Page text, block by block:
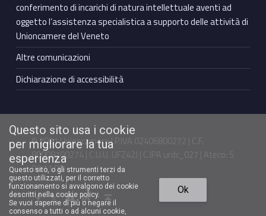
conferimento di incarichi di natura intellettuale aventi ad
oggetto l’assistenza specialistica a supporto delle attività di
Unioncamere del Veneto
Altre comunicazioni
Dichiarazione di accessibilità
© 2021 Unioncamere | P.IVA 02406800272 | C.F.
80009100274 | C.U.U. UFZ42J | C.IPA urdc_027 | Ateco: S
94.11.00
Facebook Unioncamere VenetoTwitter Unioncamere VenetoYoutube Unioncamere VenetoLinkedin Unioncamere Veneto Torna in cima ↑
Questo sito usa i cookie
per migliorare la tua
esperienza
Questo sito, o gli strumenti terzi da
questo utilizzati, per il corretto
funzionamento si avvalgono dei cookie
descritti nella cookie policy.
Se vuoi saperne di più o negare il
consenso a tutti o ad alcuni cookie,
Ok